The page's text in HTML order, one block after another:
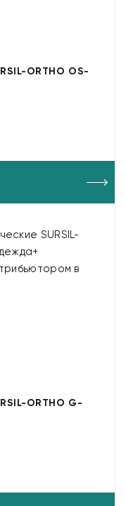
ORTHO OS-
ORTHO G-